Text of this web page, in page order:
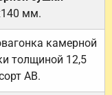
мм.
камерной
толщиной 12,5
АВ.